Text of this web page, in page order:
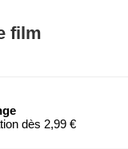
film
dès 2,99 €